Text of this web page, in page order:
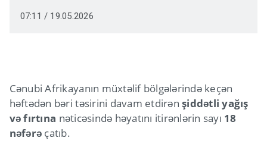
07:11 / 19.05.2026
Cənubi Afrikayanın müxtəlif bölgələrində keçən
həftədən bəri təsirini davam etdirənşiddətli yağış
və fırtına nəticəsində həyatını itirənlərin sayı 18
nəfərə çatıb.